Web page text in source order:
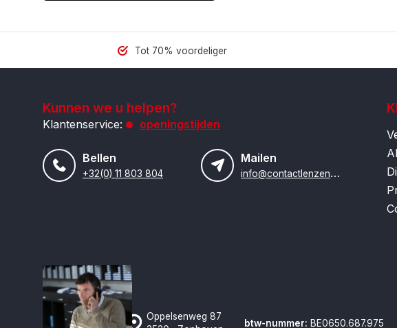
Tot 70% voordeliger
Kunnen we u helpen?
Klantenservice: openingstijden
Bellen
+32(0) 11 803 804
Mailen
i
nfo@contactlenzenonline.be
Oppelsenweg 87
btw-nummer: BE0650.687.975